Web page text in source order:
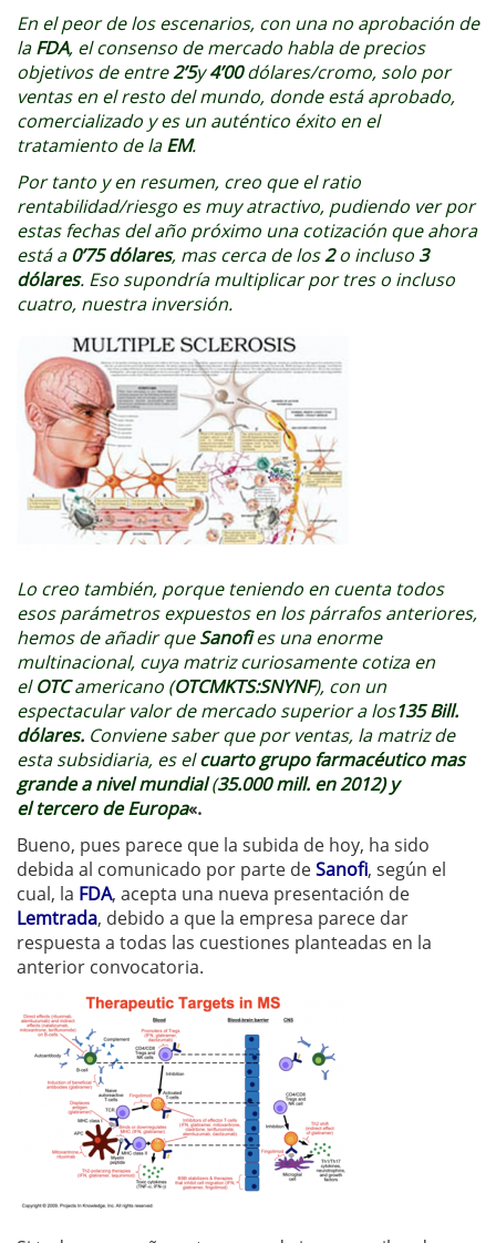
En el peor de los escenarios, con una no aprobación de
laFDA, el consenso de mercado habla de precios
objetivos de entre2’5y4’00dólares/cromo, solo por
ventas en el resto del mundo, donde está aprobado,
comercializado y es un auténtico éxito en el
tratamiento de laEM.
Por tanto y en resumen, creo que el ratio
rentabilidad/riesgo es muy atractivo, pudiendo ver por
estas fechas del año próximo una cotización que ahora
está a0’75 dólares, mas cerca de los2o incluso 3
dólares. Eso supondría multiplicar por tres o incluso
cuatro, nuestra inversión.
Lo creo también, porque teniendo en cuenta todos
esos parámetros expuestos en los párrafos anteriores,
hemos de añadir queSanofies una enorme
multinacional, cuya matriz curiosamente cotiza en
elOTCamericano (OTCMKTS:SNYNF), con un
espectacular valor de mercado superior a los135 Bill.
dólares. Conviene saber que por ventas, la matriz de
esta subsidiaria, es elcuarto grupo farmacéutico mas
grande a nivel mundial(35.000 mill. en 2012) y
el tercero de Europa«.
Bueno, pues parece que la subida de hoy, ha sido
debida al comunicado por parte deSanofi, según el
cual, la FDA, acepta una nueva presentación de
Lemtrada, debido a que la empresa parece dar
respuesta a todas las cuestiones planteadas en la
anterior convocatoria.